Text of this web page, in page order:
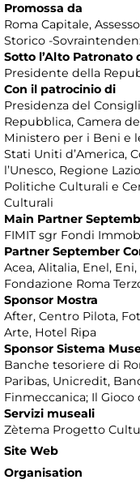
Promossa da
Roma Capitale,
Storico -
Sotto l’Alto Patronato
Presidente della
Con il patrocinio di
Presidenza del
Repubblica, Camera
Ministero per i Beni e
Stati Uniti d’America,
l’Unesco, Regione
Politiche Culturali e
Culturali
Main Partner
FIMIT sgr Fondi
Partner September
Acea, Alitalia, Enel,
Fondazione Roma
Sponsor Mostra
After, Centro Pilota,
Arte, Hotel Ripa
Sponsor Sistema
Banche tesoriere di
Paribas, Unicredit,
Finmeccanica; Il
Servizi museali
Zètema Progetto
Site Web
Organisation